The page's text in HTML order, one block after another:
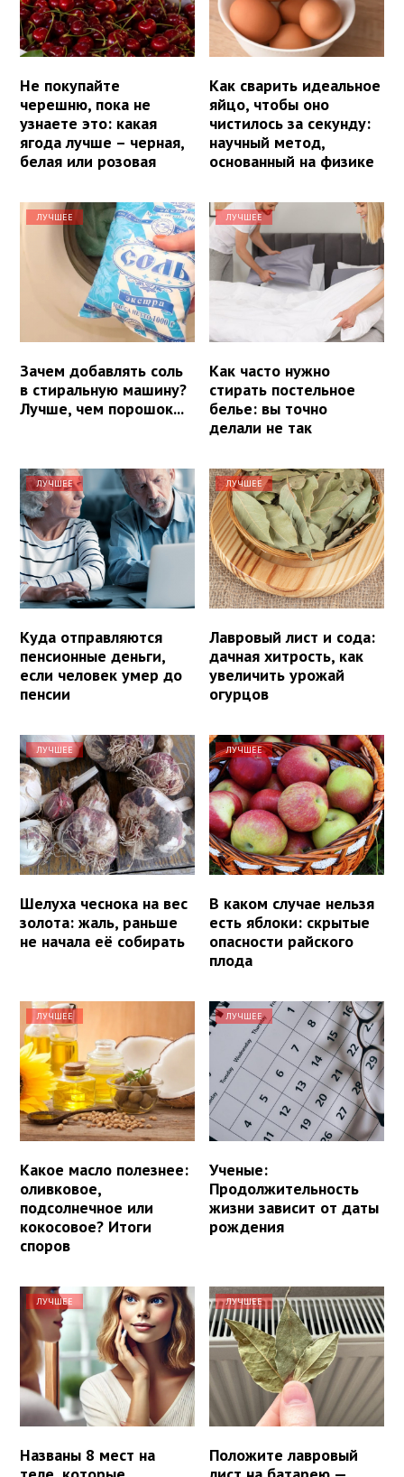
Не покупайте
черешню, пока не
узнаете это: какая
ягода лучше – черная,
белая или розовая
Как сварить идеальное
яйцо, чтобы оно
чистилось за секунду:
научный метод,
основанный на физике
ЛУЧШЕЕ
Зачем добавлять соль
в стиральную машину?
Лучше, чем порошок...
ЛУЧШЕЕ
Как часто нужно
стирать постельное
белье: вы точно
делали не так
ЛУЧШЕЕ
Куда отправляются
пенсионные деньги,
если человек умер до
пенсии
ЛУЧШЕЕ
Лавровый лист и сода:
дачная хитрость, как
увеличить урожай
огурцов
ЛУЧШЕЕ
Шелуха чеснока на вес
золота: жаль, раньше
не начала её собирать
ЛУЧШЕЕ
В каком случае нельзя
есть яблоки: скрытые
опасности райского
плода
ЛУЧШЕЕ
Какое масло полезнее:
оливковое,
подсолнечное или
кокосовое? Итоги
споров
ЛУЧШЕЕ
Ученые:
Продолжительность
жизни зависит от даты
рождения
ЛУЧШЕЕ
Названы 8 мест на
ЛУЧШЕЕ
Положите лавровый